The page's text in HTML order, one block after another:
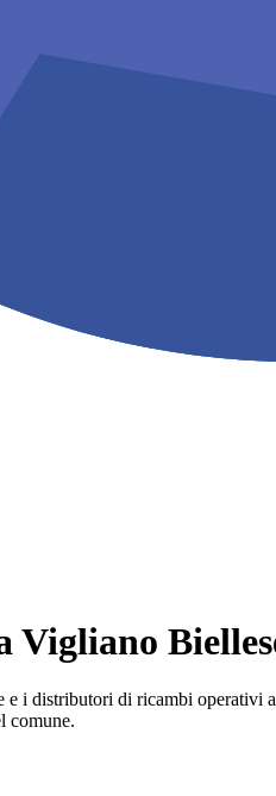
Vigliano
i distributori di ricambi
comune.